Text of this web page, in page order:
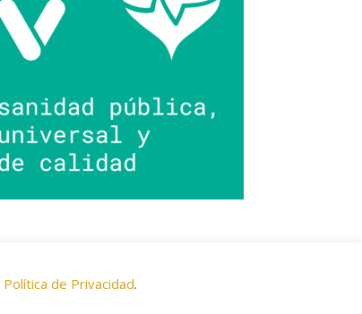
Política de Privacidad.